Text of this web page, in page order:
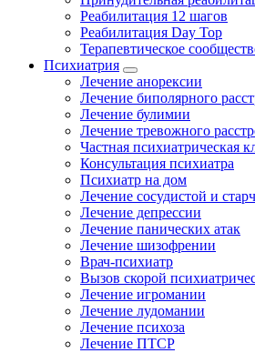
Реабилитация 12 шагов
Реабилитация Day Top
Терапевтическое
Психиатрия
Лечение анорексии
Лечение биполярного
Лечение булимии
Лечение тревожного
Частная психиатрическая
Консультация психиатра
Психиатр на дом
Лечение сосудистой и
Лечение депрессии
Лечение панических атак
Лечение шизофрении
Врач-психиатр
Вызов скорой
Лечение игромании
Лечение лудомании
Лечение психоза
Лечение ПТСР